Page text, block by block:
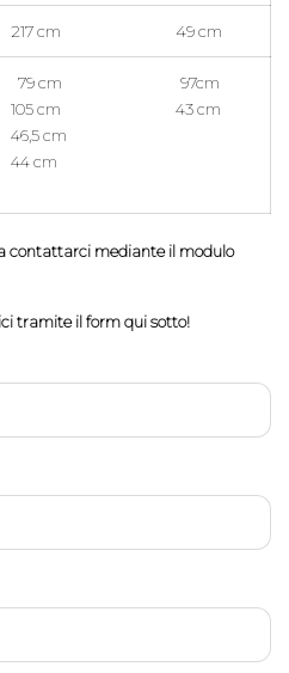
217 cm 49 cm
79 cm
97cm
105 cm 43 cm
46,5 cm
44 cm
contattarci mediante il modulo
tramite il form qui sotto!